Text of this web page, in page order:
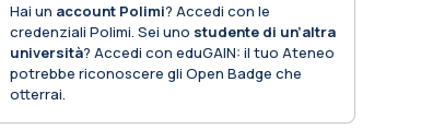
Hai un account Polimi? Accedi con le
credenziali Polimi. Sei uno studente di un’altra
università? Accedi con eduGAIN: il tuo Ateneo
potrebbe riconoscere gli Open Badge che
otterrai.